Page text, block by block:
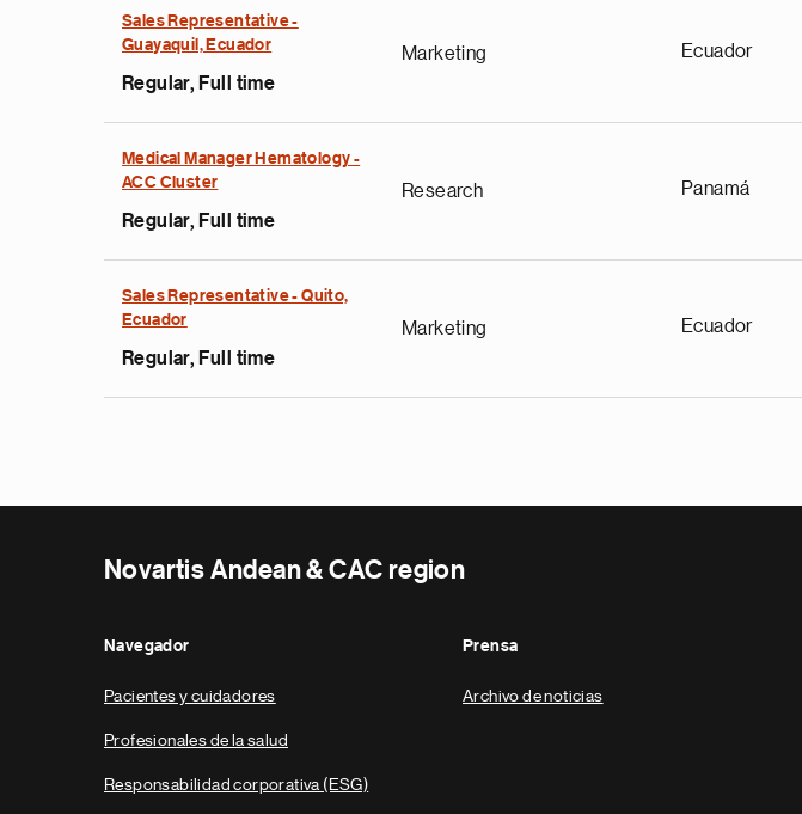
Sales Representative -
Guayaquil, Ecuador
Regular, Full time
Marketing Ecuador
Medical Manager Hematology -
ACC Cluster
Regular, Full time
Research Panamá
Sales Representative - Quito,
Ecuador
Regular, Full time
Marketing Ecuador
Novartis Andean & CAC region
Navegador
Pacientes y cuidadores
Profesionales de la salud
Responsabilidad corporativa (ESG)
Prensa
Archivo de noticias